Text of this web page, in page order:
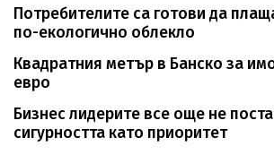
Потребителите са готови да
по-екологично облекло
Квадратния метър в Банско за
евро
Бизнес лидерите все още не
сигурността като приоритет